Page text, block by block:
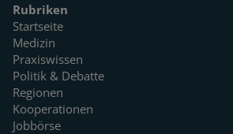
Rubriken
Startseite
Medizin
Praxiswissen
Politik & Debatte
Regionen
Kooperationen
Jobbörse